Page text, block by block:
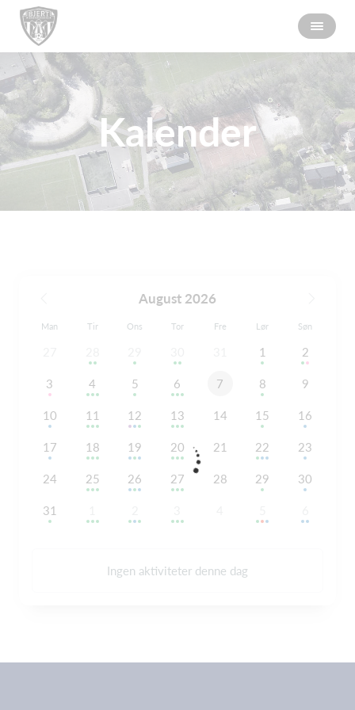
Kalender
August 2026
Man Tir Ons Tor Fre Lør Søn
1 2
3 4 5 6 7 8 9
10 11 12 13 14 15 16
17 18 19 20 21 22 23
24 25 26 27 28 29 30
31
Ingen aktiviteter denne dag